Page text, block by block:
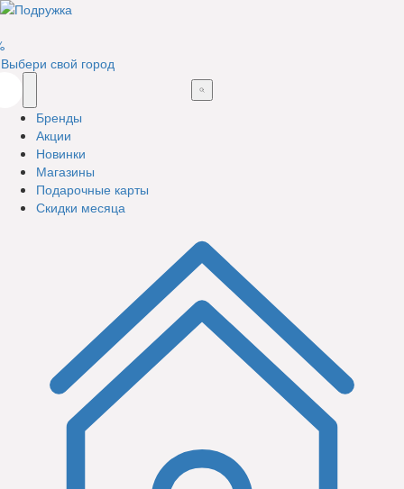
Выбери свой город
Бренды
Акции
Новинки
Магазины
Подарочные карты
Скидки месяца